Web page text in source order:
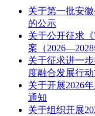
关于第一批安
的公示
关于公开征求
案（
关于征求进一
度融合发展行
关于开展2026
通知
关于组织开展